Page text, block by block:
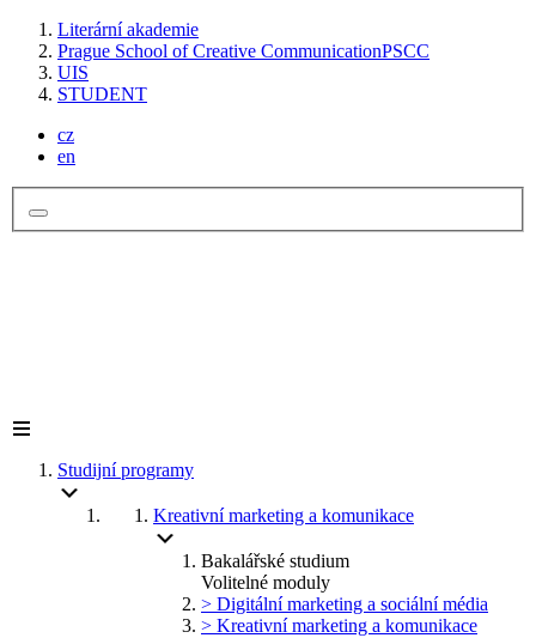
Literární akademie
Prague School of Creative CommunicationPSCC
UIS
STUDENT
cz
en
Studijní programy
Kreativní marketing a komunikace
Bakalářské studium
Volitelné moduly
> Digitální marketing a sociální média
> Kreativní marketing a komunikace